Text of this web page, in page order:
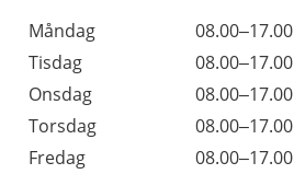
Måndag
08.00–17.00
Tisdag
08.00–17.00
Onsdag
08.00–17.00
Torsdag
08.00–17.00
Fredag
08.00–17.00